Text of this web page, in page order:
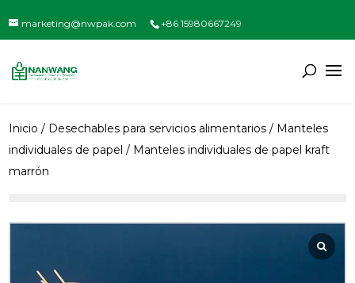
marketing@nwpak.com +86 15980667249
Inicio / Desechables para servicios alimentarios / Manteles
individuales de papel / Manteles individuales de papel kraft
marrón